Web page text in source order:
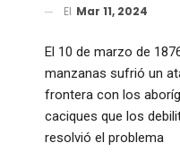
El Mar 11, 2024
El 10 de marzo de
manzanas sufrió un
frontera con los
caciques que los
resolvió el problema